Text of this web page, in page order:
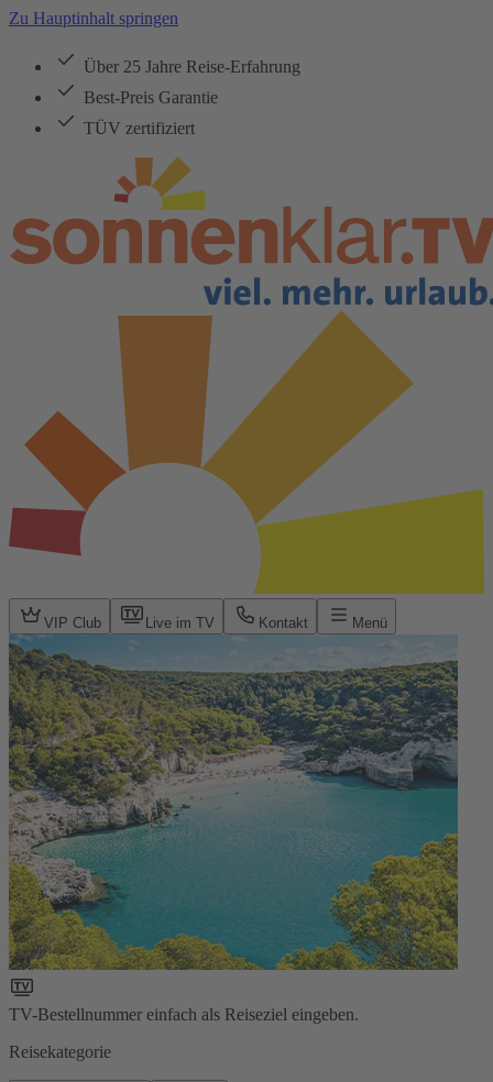
Zu Hauptinhalt springen
Über 25 Jahre Reise-Erfahrung
Best-Preis Garantie
TÜV zertifiziert
VIP Club Live im TV Kontakt Menü
TV-Bestellnummer einfach als Reiseziel eingeben.
Reisekategorie